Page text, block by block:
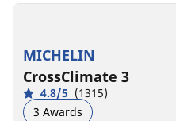
MICHELIN
CrossClimate 3
4.8/5 (1315)
3 Awards